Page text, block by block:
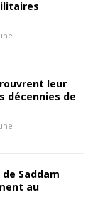
leur
décennies de
Saddam
au